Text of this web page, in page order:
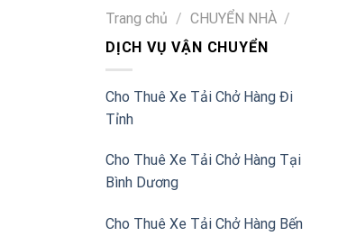
Trang chủ / CHUYỂN NHÀ /
DỊCH VỤ VẬN CHUYỂN
Cho Thuê Xe Tải Chở Hàng Đi
Tỉnh
Cho Thuê Xe Tải Chở Hàng Tại
Bình Dương
Cho Thuê Xe Tải Chở Hàng Bến